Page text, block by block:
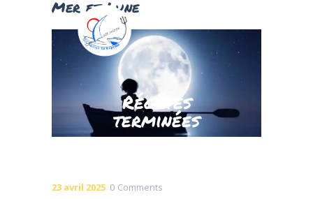
Régates
terminées
NOS ACTIVITÉS
RÉGATES
Mer et Lune
23 avril 2025 0 Comments